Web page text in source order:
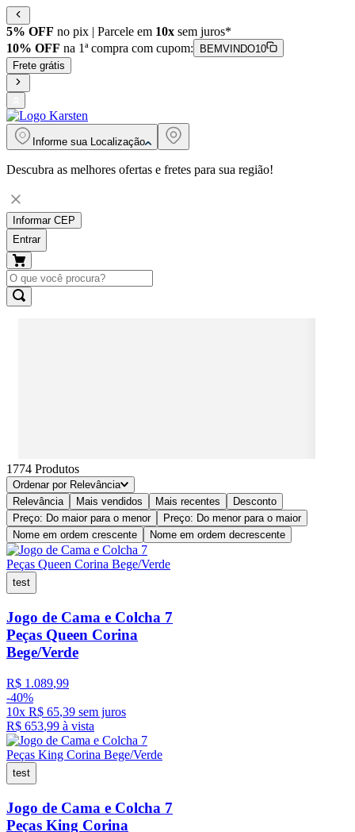
5% OFF no pix | Parcele em 10x sem juros*
10% OFF na 1ª compra com cupom:
BEMVINDO10
Frete grátis
Informe sua Localização
Descubra as melhores ofertas e fretes para sua região!
Informar CEP
Entrar
1774 Produtos
Ordenar por Relevância
Relevância
Mais vendidos Mais recentes
Desconto
Preço: Do maior para o menor
Preço: Do menor para o maior
Nome em ordem crescente
Nome em ordem decrescente
test
Jogo de Cama e Colcha 7
Peças Queen Corina
Bege/Verde
R$ 1 .089,99
-40%
10x R$ 65,39 sem juros
R$ 653,99 à vista
test
Jogo de Cama e Colcha 7
Peças King Corina